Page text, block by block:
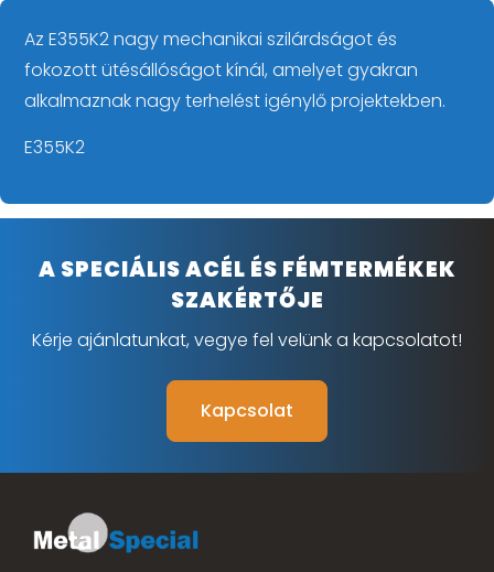
Az E355K2 nagy mechanikai szilárdságot és
fokozott ütésállóságot kínál, amelyet gyakran
alkalmaznak nagy terhelést igénylő projektekben.
E355K2
A SPECIÁLIS ACÉL ÉS FÉMTERMÉKEK
SZAKÉRTŐJE
Kérje ajánlatunkat, vegye fel velünk a kapcsolatot!
Kapcsolat